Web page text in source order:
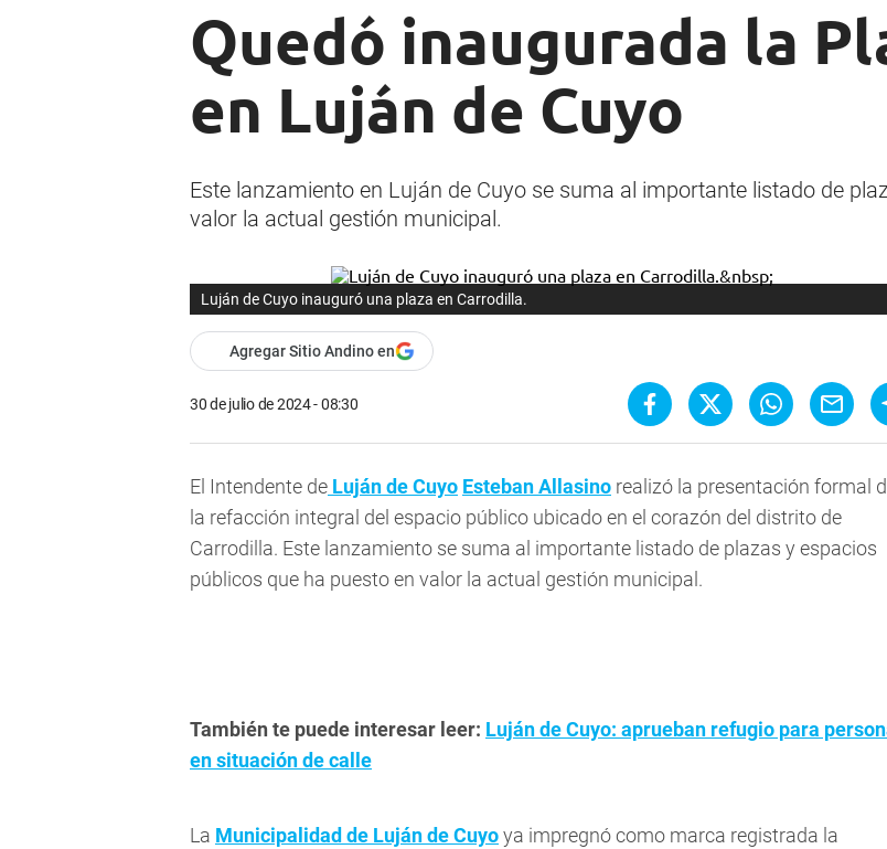
Quedó inaugurada la
en Luján de Cuyo
Este lanzamiento en Luján de Cuyo se suma al importante listado de
valor la actual gestión municipal.
Luján de Cuyo inauguró una plaza en Carrodilla.
Agregar Sitio Andino en
30 de julio de 2024 - 08:30
El Intendente de Luján de Cuyo Esteban Allasino realizó la presentación formal
la refacción integral del espacio público ubicado en el corazón del distrito de
Carrodilla. Este lanzamiento se suma al importante listado de plazas y espacios
públicos que ha puesto en valor la actual gestión municipal.
También te puede interesar leer: Luján de Cuyo: aprueban refugio para
en situación de calle
La Municipalidad de Luján de Cuyoya impregnó como marca registrada la